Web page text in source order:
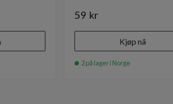
59 kr
Kjøp nå
2 på lager i Norge